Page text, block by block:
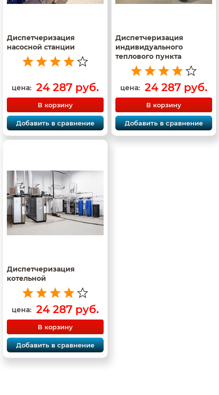
Диспетчеризация
насосной станции
цена: 24 287 руб.
В корзину
Добавить в сравнение
Диспетчеризация
индивидуального
теплового пункта
цена: 24 287 руб.
В корзину
Добавить в сравнение
Диспетчеризация
котельной
цена: 24 287 руб.
В корзину
Добавить в сравнение